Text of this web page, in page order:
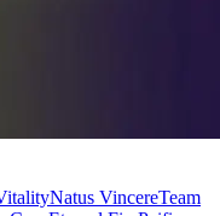
Natus VincereTeam